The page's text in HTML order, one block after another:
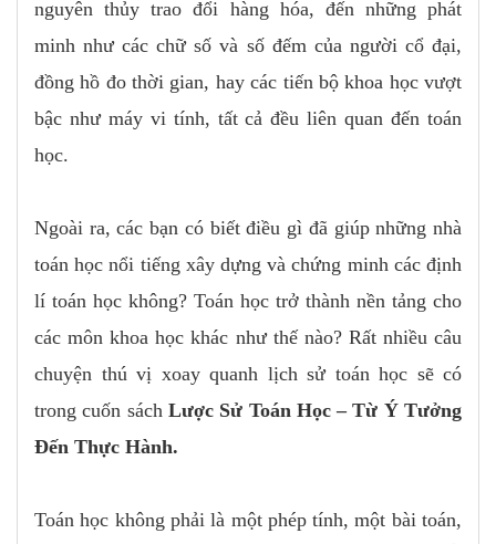
nguyên thủy trao đổi hàng hóa, đến những phát
minh như các chữ số và số đếm của người cổ đại,
đồng hồ đo thời gian, hay các tiến bộ khoa học vượt
bậc như máy vi tính, tất cả đều liên quan đến toán
học.
Ngoài ra, các bạn có biết điều gì đã giúp những nhà
toán học nổi tiếng xây dựng và chứng minh các định
lí toán học không? Toán học trở thành nền tảng cho
các môn khoa học khác như thế nào? Rất nhiều câu
chuyện thú vị xoay quanh lịch sử toán học sẽ có
trong cuốn sách Lược Sử Toán Học – Từ Ý Tưởng
Đến Thực Hành.
Toán học không phải là một phép tính, một bài toán,